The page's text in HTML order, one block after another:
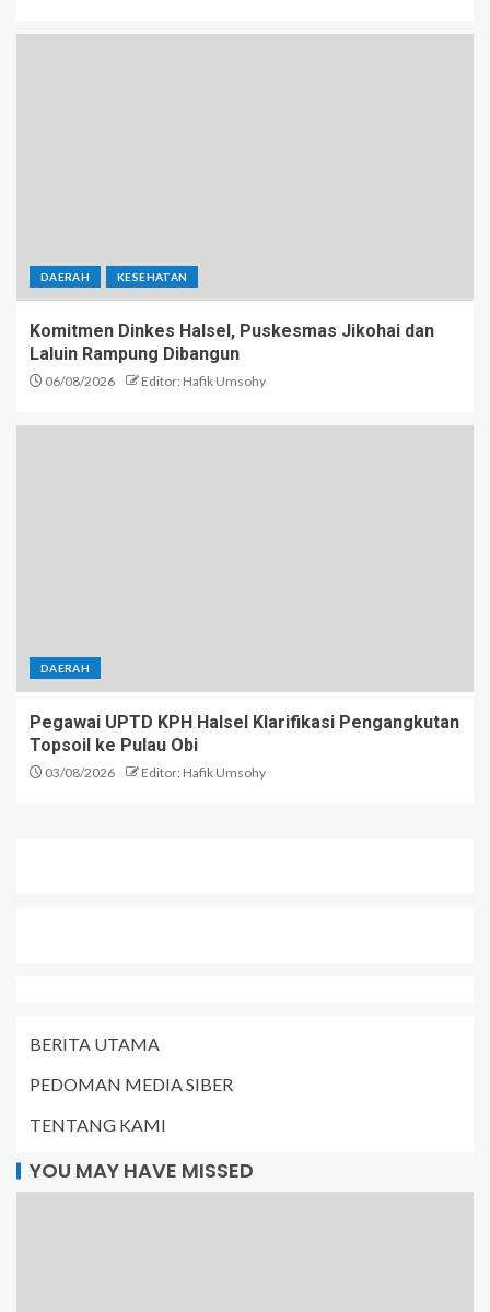
DAERAH KESEHATAN
Komitmen Dinkes Halsel, Puskesmas Jikohai dan
Laluin Rampung Dibangun
06/08/2026 Editor: Hafik Umsohy
DAERAH
Pegawai UPTD KPH Halsel Klarifikasi Pengangkutan
Topsoil ke Pulau Obi
03/08/2026 Editor: Hafik Umsohy
BERITA UTAMA
PEDOMAN MEDIA SIBER
TENTANG KAMI
YOU MAY HAVE MISSED